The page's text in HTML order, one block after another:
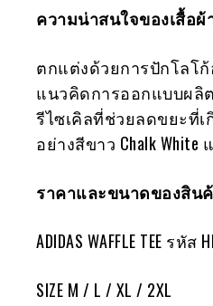
ความน่าสนใจของเสื้อผ้
ตกแต่งด้วยการปักโลโ
แนวคิดการออกแบบผ
รีไซเคิลที่ช่วยลดขยะที่
อย่างสีขาว Chalk White
ราคาและขนาดของสิน
ADIDAS WAFFLE TEE รหั
SIZE M / L / XL / 2XL